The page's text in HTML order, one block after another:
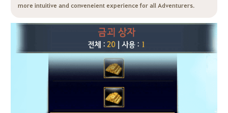
more intuitive and conveneient experience for all Adventurers.